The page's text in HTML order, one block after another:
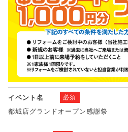
イベント名 必須
都城店グランドオープン感謝祭